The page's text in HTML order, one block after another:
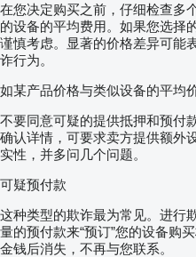
在您决定购买之前，仔细检查多
的设备的平均费用。如果您选择
谨慎考虑。显著的价格差异可能
诈行为。
如某产品价格与类似设备的平均
不要同意可疑的提供抵押和预付
确认详情，可要求卖方提供额外
实性，并多问几个问题。
可疑预付款
这种类型的欺诈最为常见。进行
量的预付款来“预订”您的设备购
金钱后消失，不再与您联系。